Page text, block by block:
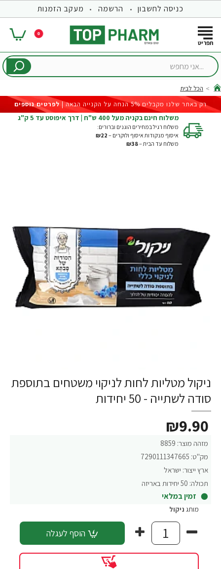
כניסה לחשבון הרשמה מעקב הזמנות
0
...אני
home
הכל לבית
רק באתר שלנו מקבלים 5% הנחה על הקנייה הבאה |
לפרטים נוספים
משלוח חינם בקניה מעל 400 ש"ח | דרך איפוסט עד 5 ק"ג
משלוח רגיל במחירים הוגנים וברורים:
איסוף מנקודות איסוף ולוקרים – ₪22
משלוח עד הבית –₪38
ניקול מטליות לחות לניקוי משטחים בתוספת
סודה לשתייה - 50 יחידות
מזהה מוצר: 8859
מק"ט: 7290111347665
ארץ ייצור: ישראל
תכולה: 50 יחידות באריזה
זמין במלאי
₪9.90
מותג ניקול
הוסף לעגלה